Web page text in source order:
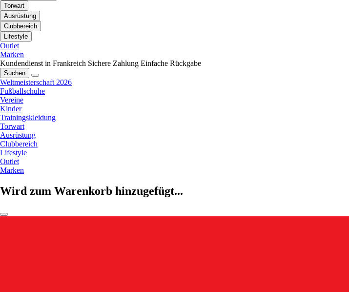
Torwart
Ausrüstung
Clubbereich
Lifestyle
Outlet
Marken
Kundendienst in Frankreich Sichere Zahlung Einfache Rückgabe
Suchen
Weltmeisterschaft 2026
Fußballschuhe
Vereine
Kinder
Trainingskleidung
Torwart
Ausrüstung
Clubbereich
Lifestyle
Outlet
Marken
Wird zum Warenkorb hinzugefügt...